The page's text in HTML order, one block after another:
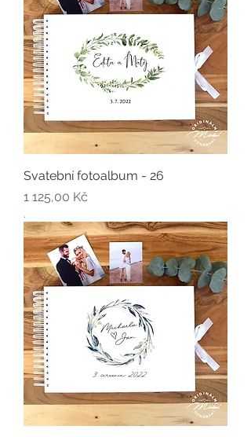
Svatební fotoalbum - 26
Cena
1 125,00 Kč
.